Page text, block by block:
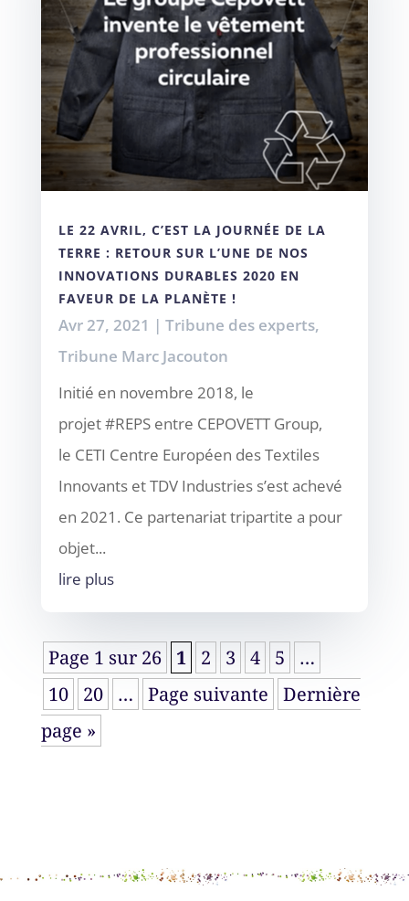
LE 22 AVRIL, C’EST LA JOURNÉE DE LA
TERRE : RETOUR SUR L’UNE DE NOS
INNOVATIONS DURABLES 2020 EN
FAVEUR DE LA PLANÈTE !
Avr 27, 2021 | Tribune des experts,
Tribune Marc Jacouton
Initié en novembre 2018, le
projet #REPS entre CEPOVETT Group,
le CETI Centre Européen des Textiles
Innovants et TDV Industries s’est achevé
en 2021. Ce partenariat tripartite a pour
objet...
lire plus
Page 1 sur 26 1 2 3 4 5
…
10
20 … Page suivante
Dernière
page »